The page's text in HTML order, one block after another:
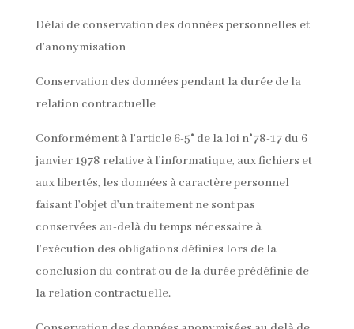
Délai de conservation des données personnelles et
d’anonymisation
Conservation des données pendant la durée de la
relation contractuelle
Conformément à l’article 6-5° de la loi n°78-17 du 6
janvier 1978 relative à l’informatique, aux fichiers et
aux libertés, les données à caractère personnel
faisant l’objet d’un traitement ne sont pas
conservées au-delà du temps nécessaire à
l’exécution des obligations définies lors de la
conclusion du contrat ou de la durée prédéfinie de
la relation contractuelle.